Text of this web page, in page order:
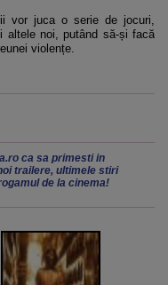
vor juca o serie de jocuri,
altele noi, putând să-și facă
violențe.
ca sa primesti in
trailere, ultimele stiri
de la cinema!